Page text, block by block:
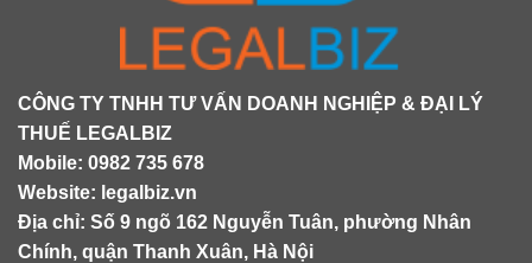
CÔNG TY TNHH TƯ VẤN DOANH NGHIỆP & ĐẠI LÝ
THUẾ LEGALBIZ
Mobile: 0982 735 678
Website: legalbiz.vn
Địa chỉ: Số 9 ngõ 162 Nguyễn Tuân, phường Nhân
Chính, quận Thanh Xuân, Hà Nội